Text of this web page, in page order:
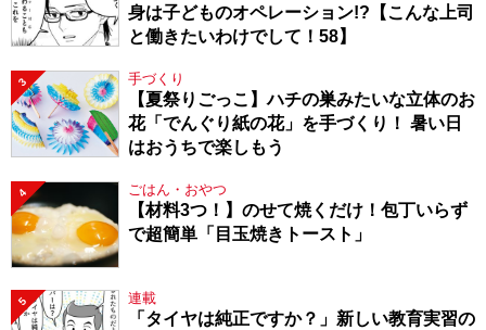
身は子どものオペレーション!?【こんな上司
と働きたいわけでして！58】
3 手づくり
【夏祭りごっこ】ハチの巣みたいな立体のお
花「でんぐり紙の花」を手づくり！ 暑い日
はおうちで楽しもう
4 ごはん・おやつ
【材料3つ！】のせて焼くだけ！包丁いらず
で超簡単「目玉焼きトースト」
5 連載
「タイヤは純正ですか？」新しい教育実習の